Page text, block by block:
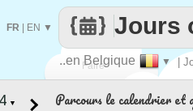
Faire
..en Belgique ▼ |
Jours
FR EN ▼
▼ Parcours le calendrier et